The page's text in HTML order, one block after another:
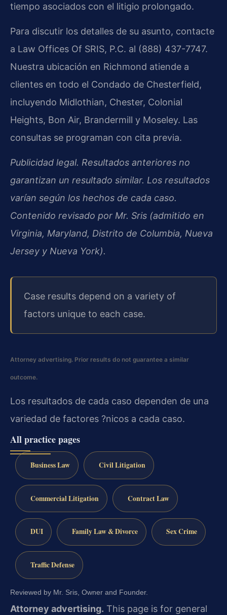
tiempo asociados con el litigio prolongado.
Para discutir los detalles de su asunto, contacte
a Law Offices Of SRIS, P.C. al (888) 437-7747.
Nuestra ubicación en Richmond atiende a
clientes en todo el Condado de Chesterfield,
incluyendo Midlothian, Chester, Colonial
Heights, Bon Air, Brandermill y Moseley. Las
consultas se programan con cita previa.
Publicidad legal. Resultados anteriores no
garantizan un resultado similar. Los resultados
varían según los hechos de cada caso.
Contenido revisado por Mr. Sris (admitido en
Virginia, Maryland, Distrito de Columbia, Nueva
Jersey y Nueva York).
Case results depend on a variety of
factors unique to each case.
Attorney advertising. Prior results do not guarantee a similar
outcome.
Los resultados de cada caso dependen de una
variedad de factores ?nicos a cada caso.
All practice pages
Business Law Civil Litigation
Commercial Litigation Contract Law
DUI Family Law & Divorce Sex Crime
Traffic Defense
Reviewed by Mr. Sris, Owner and Founder.
Attorney advertising. This page is for general